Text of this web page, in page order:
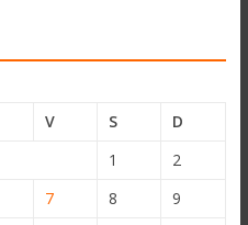
V S
D
1
2
7 8
9